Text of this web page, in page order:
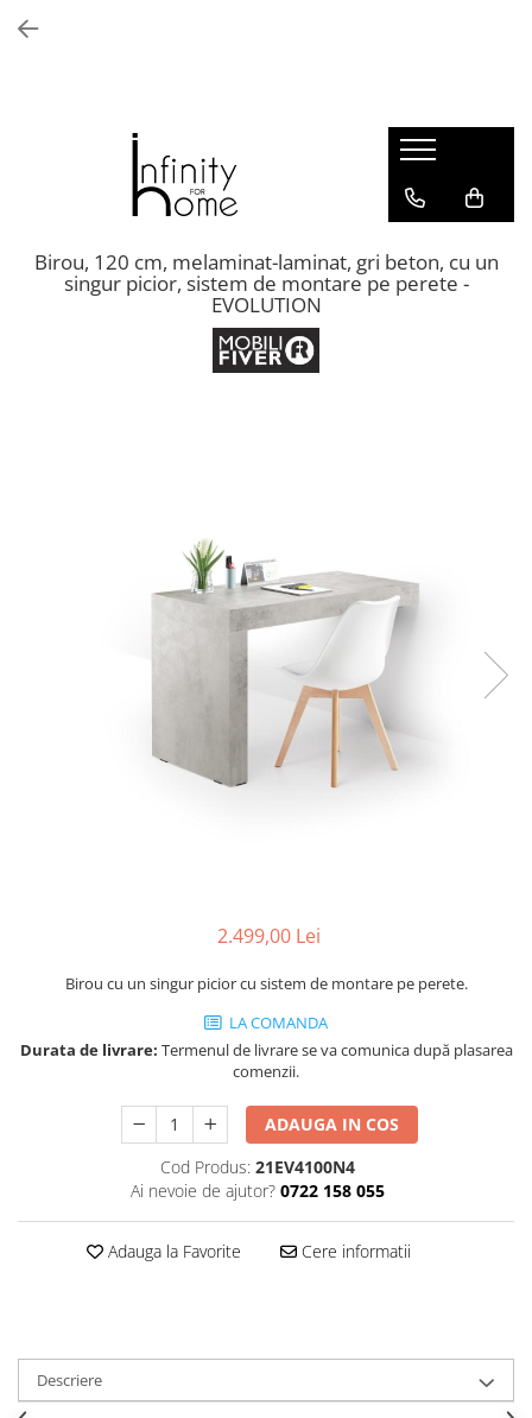
Biblioteci și rafturi
Masute auxiliare
Comode living
Covoare living
Oglinzi hol
Console hol
Accesorii decorative
Accesorii pentru servire
Home Office
Designers' Choice
Birou, 120 cm, melaminat-laminat, gri beton, cu un
singur picior, sistem de montare pe perete -
EVOLUTION
2.499,00 Lei
Birou cu un singur picior cu sistem de montare pe perete.
LA COMANDA
Durata de livrare: Termenul de livrare se va comunica după plasarea
comenzii.
ADAUGA IN COS
Cod Produs: 21EV4100N4
Ai nevoie de ajutor? 0722 158 055
Adauga la Favorite Cere informatii
Descriere